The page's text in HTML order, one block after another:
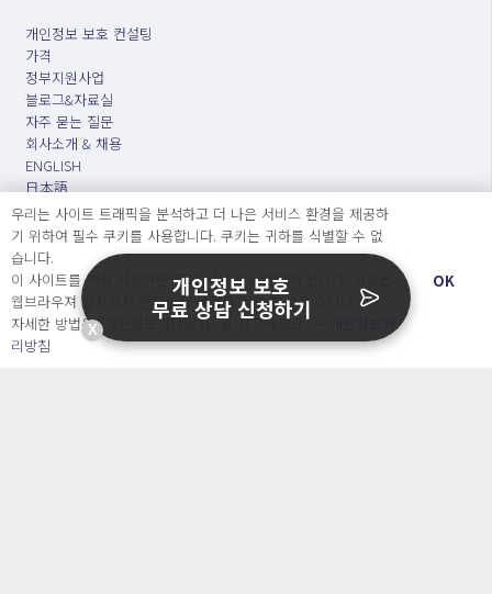
개인정보 보호 컨설팅
가격
정부지원사업
블로그&자료실
자주 묻는 질문
회사소개 & 채용
ENGLISH
日本語
Developers
OpenSource API
우리는 사이트 트래픽을 분석하고 더 나은 서비스 환경을 제공하
기 위하여 필수 쿠키를 사용합니다. 쿠키는 귀하를 식별할 수 없
습니다.
이 사이트를 계속 사용하면 쿠키 사용에 동의하게 됩니다. 귀하는
웹브라우져 설정에서 언제든지 쿠키를 삭제 할 수있습니다.
자세한 방법은 “개인정보처리방침” 을 참고하세요. →
리방침
OK
X
개인정보 보호
무료 상담 신청하기